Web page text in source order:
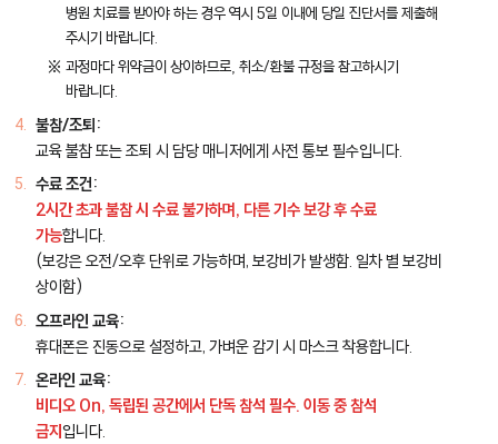
병원 치료를 받아야 하는 경우 역시 5일 이내에 당일 진단서를 제출해
주시기 바랍니다.
과정마다 위약금이 상이하므로, 취소/환불 규정을 참고하시기
바랍니다.
불참/조퇴:
교육 불참 또는 조퇴 시 담당 매니저에게 사전 통보 필수입니다.
수료 조건:
2시간 초과 불참 시 수료 불가하며, 다른 기수 보강 후 수료
가능합니다.
(보강은 오전/오후 단위로 가능하며, 보강비가 발생함. 일차 별 보강비
상이함)
오프라인 교육:
휴대폰은 진동으로 설정하고, 가벼운 감기 시 마스크 착용합니다.
온라인 교육:
비디오 On, 독립된 공간에서 단독 참석 필수. 이동 중 참석
금지입니다.